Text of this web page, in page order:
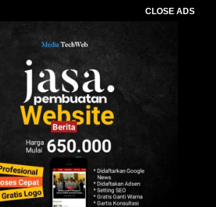
CLOSE ADS